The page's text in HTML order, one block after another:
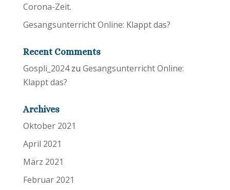
Corona-Zeit.
Gesangsunterricht Online: Klappt das?
Recent Comments
Gospli_2024zu Gesangsunterricht Online:
Klappt das?
Archives
Oktober 2021
April 2021
März 2021
Februar 2021